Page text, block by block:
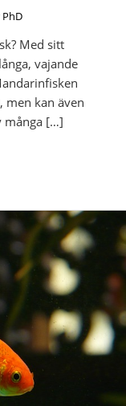
Med sitt
vajande
men kan även
många […]